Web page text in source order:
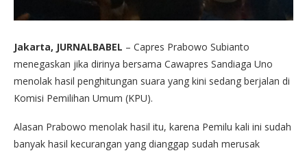
Jakarta, JURNALBABEL – Capres Prabowo Subianto
menegaskan jika dirinya bersama Cawapres Sandiaga Uno
menolak hasil penghitungan suara yang kini sedang berjalan di
Komisi Pemilihan Umum (KPU).
Alasan Prabowo menolak hasil itu, karena Pemilu kali ini sudah
banyak hasil kecurangan yang dianggap sudah merusak